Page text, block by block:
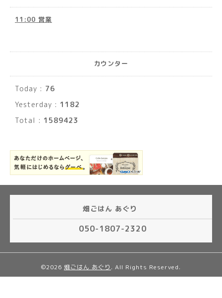
11:00 営業
カウンター
Today : 76
Yesterday : 1182
Total : 1589423
畑ごはん あぐり
050-1807-2320
©2026 畑ごはん あぐり . All Rights Reserved.